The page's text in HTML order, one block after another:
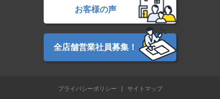
お客様の声
全店舗営業社員募集！
プライバシーポリシー サイトマップ